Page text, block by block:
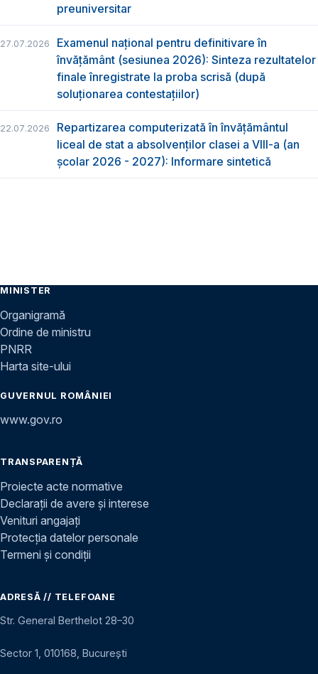
preuniversitar
27.07.2026
Examenul național pentru definitivare în
învățământ (sesiunea 2026): Sinteza rezultatelor
finale înregistrate la proba scrisă (după
soluționarea contestațiilor)
22.07.2026
Repartizarea computerizată în învăţământul
liceal de stat a absolvenţilor clasei a VIII-a (an
școlar 2026 - 2027): Informare sintetică
MINISTER
Organigramă
Ordine de ministru
PNRR
Harta site-ului
GUVERNUL ROMÂNIEI
www.gov.ro
TRANSPARENȚĂ
Proiecte acte normative
Declarații de avere și interese
Venituri angajați
Protecția datelor personale
Termeni și condiții
ADRESĂ // TELEFOANE
Str. General Berthelot 28–30
Sector 1, 010168, București